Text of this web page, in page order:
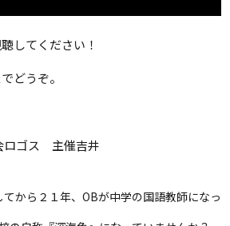
してください！
どうぞ。
ロゴス 主催吉井
から２１年、OBが中学の国語教師になっ